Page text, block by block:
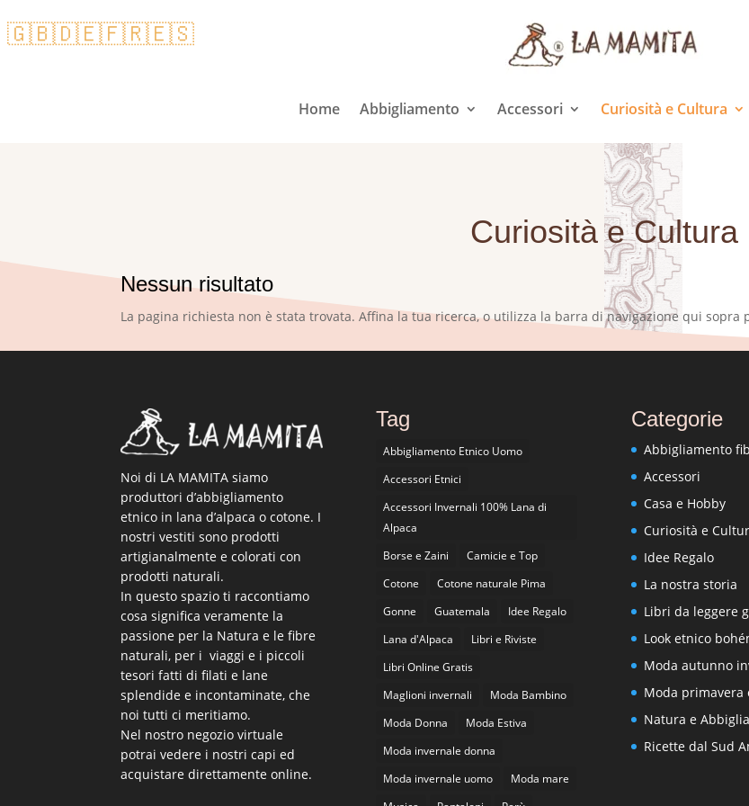
🇬🇧🇩🇪🇫🇷🇪🇸
Home Abbigliamento Accessori Curiosità e Cultura
Curiosità e Cultura
Nessun risultato
La pagina richiesta non è stata trovata. Affina la tua ricerca, o utilizza la barra di navigazione qui sopra
Noi di LA MAMITA siamo
produttori d’abbigliamento
etnico in lana d’alpaca o cotone. I
nostri vestiti sono prodotti
artigianalmente e colorati con
prodotti naturali.
In questo spazio ti raccontiamo
cosa significa veramente la
passione per la Natura e le fibre
naturali, per i viaggi e i piccoli
tesori fatti di filati e lane
splendide e incontaminate, che
noi tutti ci meritiamo.
Nel nostro negozio virtuale
potrai vedere i nostri capi ed
acquistare direttamente online.
Tag
Abbigliamento Etnico Uomo
Accessori Etnici
Accessori Invernali 100% Lana di
Alpaca
Borse e Zaini
Camicie e Top
Cotone
Cotone naturale Pima
Gonne
Guatemala
Idee Regalo
Lana d'Alpaca
Libri e Riviste
Libri Online Gratis
Maglioni invernali
Moda Bambino
Moda Donna
Moda Estiva
Moda invernale donna
Moda invernale uomo
Moda mare
Categorie
Abbigliamento
Accessori
Casa e Hobby
Curiosità e
Idee Regalo
La nostra storia
Libri da leggere
Look etnico
Moda autunno
Moda primavera
Natura e
Ricette dal Sud